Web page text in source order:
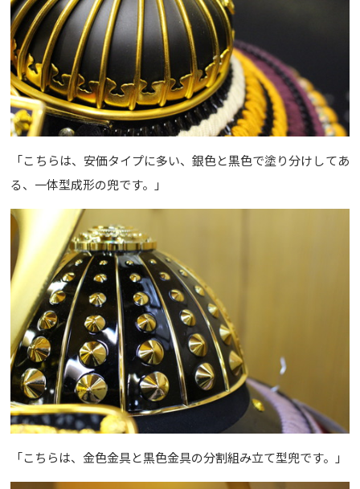
「こちらは、安価タイプに多い、銀色と黒色で塗り分けしてあ
る、一体型成形の兜です。」
「こちらは、金色金具と黒色金具の分割組み立て型兜です。」